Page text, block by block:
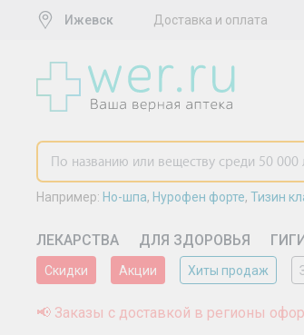
Ижевск Доставка и оплата
Например: Но-шпа, Нурофен форте, Тизин
ЛЕКАРСТВА ДЛЯ ЗДОРОВЬЯ
Скидки Акции Хиты продаж
📢 Заказы с доставкой в регионы